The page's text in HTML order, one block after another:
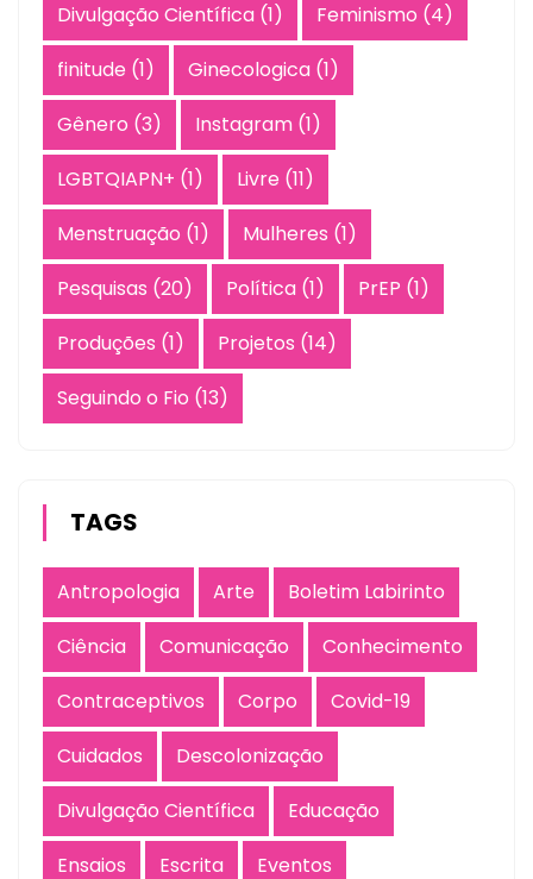
Divulgação Científica (1) Feminismo (4)
finitude (1) Ginecologica (1)
Gênero (3) Instagram (1)
LGBTQIAPN+ (1) Livre (11)
Menstruação (1) Mulheres (1)
Pesquisas (20) Política (1) PrEP (1)
Produções (1) Projetos (14)
Seguindo o Fio (13)
TAGS
Antropologia Arte
Boletim Labirinto
Ciência
Comunicação
Conhecimento
Contraceptivos
Corpo
Covid-19
Cuidados
Descolonização
Divulgação Científica
Educação
Ensaios
Escrita
Eventos